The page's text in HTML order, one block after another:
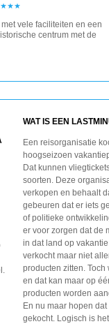
vele faciliteiten en een
centrum met de
WAT IS EEN
Een reisorganisatie
hoogseizoen
Dat kunnen
soorten. Deze
verkopen en behaalt
gebeuren dat er iets
of politieke
er voor zorgen dat de
in dat land op
verkocht maar niet
producten zitten.
en dat kan maar op
producten worden
En nu maar hopen
gekocht. Logisch is